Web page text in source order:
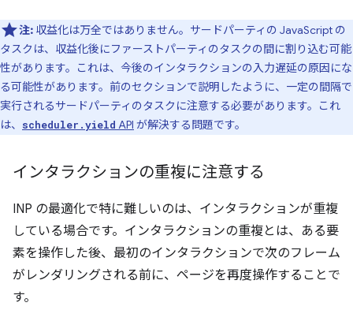
注: 収益化は万全ではありません。サードパーティの JavaScript の
タスクは、収益化後にファーストパーティのタスクの間に割り込む可能
性があります。これは、今後のインタラクションの入力遅延の原因にな
る可能性があります。前のセクションで説明したように、一定の間隔で
実行されるサードパーティのタスクに注意する必要があります。これ
は、
scheduler.yield API が解決する問題です。
インタラクションの重複に注意する
INP の最適化で特に難しいのは、インタラクションが重複
している場合です。インタラクションの重複とは、ある要
素を操作した後、最初のインタラクションで次のフレーム
がレンダリングされる前に、ページを再度操作することで
す。